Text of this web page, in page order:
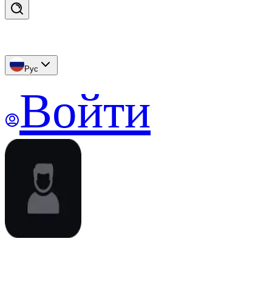
Рус
Войти